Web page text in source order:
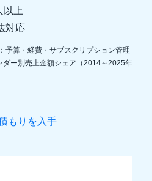
(English)
(English)
Denmark (English)
(English)
以上
対応
予算・経費・サブスクリプション管理
ー別売上金額シェア（2014～2025年
もりを入手